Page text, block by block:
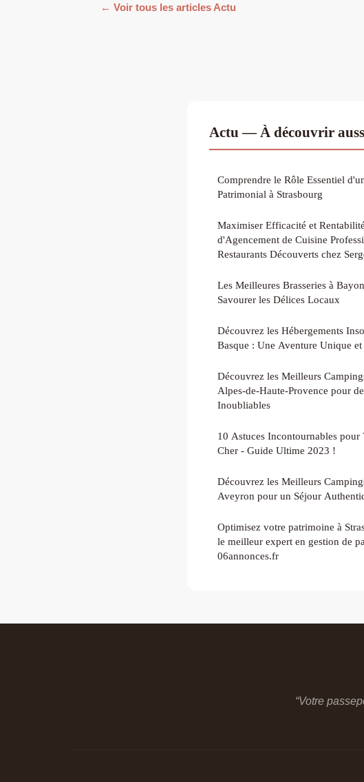
← Voir tous les articles Actu
Actu — À découvrir
Comprendre le Rôle Essentiel
Patrimonial à Strasbourg
Maximiser Efficacité et
d'Agencement de Cuisine
Restaurants Découverts chez
Les Meilleures Brasseries à
Savourer les Délices Locaux
Découvrez les Hébergements
Basque : Une Aventure Unique
Découvrez les Meilleurs
Alpes-de-Haute-Provence pour
Inoubliables
10 Astuces Incontournables pour
Cher - Guide Ultime 2023 !
Découvrez les Meilleurs
Aveyron pour un Séjour
Optimisez votre patrimoine à
le meilleur expert en gestion de
06annonces.fr
“Votre